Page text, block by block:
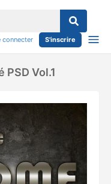
connecter S'inscrire
Vol.1